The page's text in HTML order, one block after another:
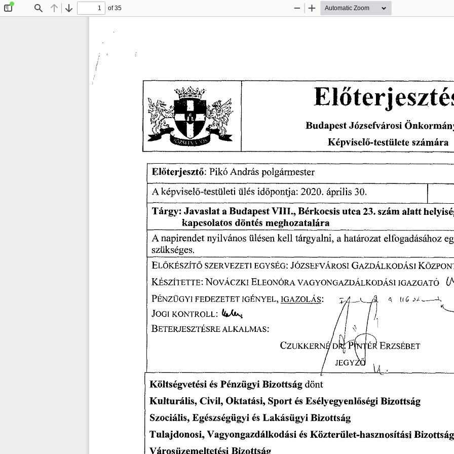
Find Previous
Next
of 35
Zoom
Zoom
Elő
Budapest Józsefvárosi
Képviselő-testülete számára
Előterjesztő: Pikó András polgármester
A képviselő-testületi ülés időpontja: 2020. április 30.
Tárgy: Javaslat a Budapest VIII., Bérkocsis utca 23. szám alatt
kapcsolatos döntés meghozatalára
A napirendet nyilvános ülésen kell tárgyalni, a határozat elfogadásához
szükséges.
EL ŐKÉSZÍTŐ SZERVEZETI EGYSÉG: JÓZSEFVÁROSI GAZDÁLKODÁSI
IGAZGATÓ
KÉSZÍTETTE. NOVÁCZKI ELEONÓRA VAGYONGAZDÁLKODÁSI
PÉNZÜGYI FEDEZETET IGÉNYEL, IGAZOLÁS: - 4 «6
JOGI KONTROLL: Usitb.4
BETERJESZTÉSRE ALKALMAS: \ 1
CZUKKERN D a
ERZSÉBET
JEGY
‘k •
Költségvetési és Pénzügyi Bizottság dönt
Kulturális, Civil, Oktatási, Sport és Esélyegyenlőségi Bizottság
Szociális, Egészségügyi és Lakásügyi Bizottság
Tulajdonosi, Vagyongazdálkodási és Közterület-hasznosítási Bizottság
Városüzemeltetési Bizottság